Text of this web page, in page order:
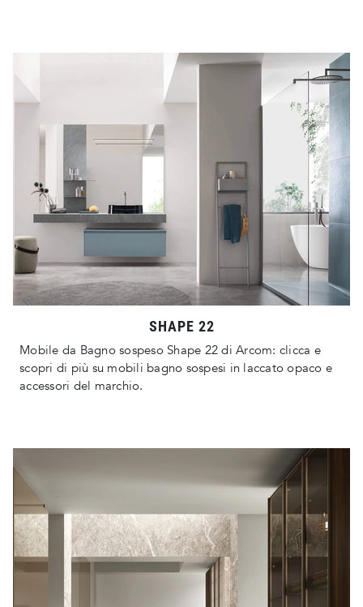
SHAPE 22
Mobile da Bagno sospeso Shape 22 di Arcom: clicca e
scopri di più su mobili bagno sospesi in laccato opaco e
accessori del marchio.